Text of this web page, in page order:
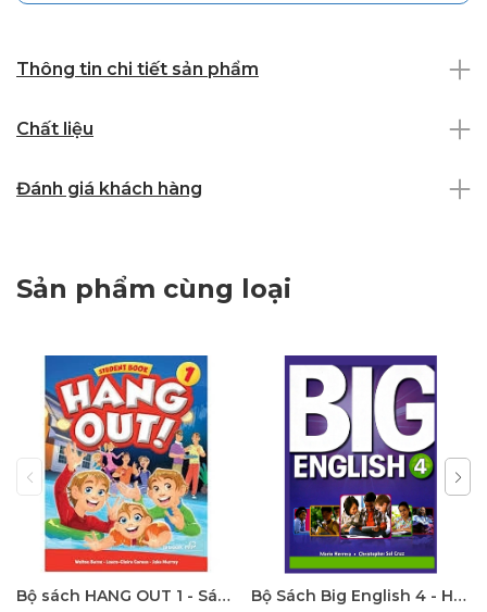
Thông tin chi tiết sản phẩm
Chất liệu
Đánh giá khách hàng
Sản phẩm cùng loại
Bộ sách HANG OUT 1 - Sách học tiếng Anh giao tiếp dành cho học sinh tiểu học Bộ Sách Big English 4 - Học Tiếng Anh Toàn Diện Cho Học Sinh Tiểu Học